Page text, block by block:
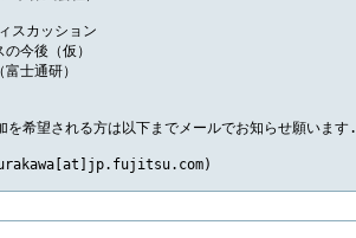
カッション
今後（仮）
士通研）
を希望される方は以下までメールでお知らせ願います.